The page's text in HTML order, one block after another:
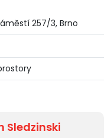
257/3, Brno
Sledzinski